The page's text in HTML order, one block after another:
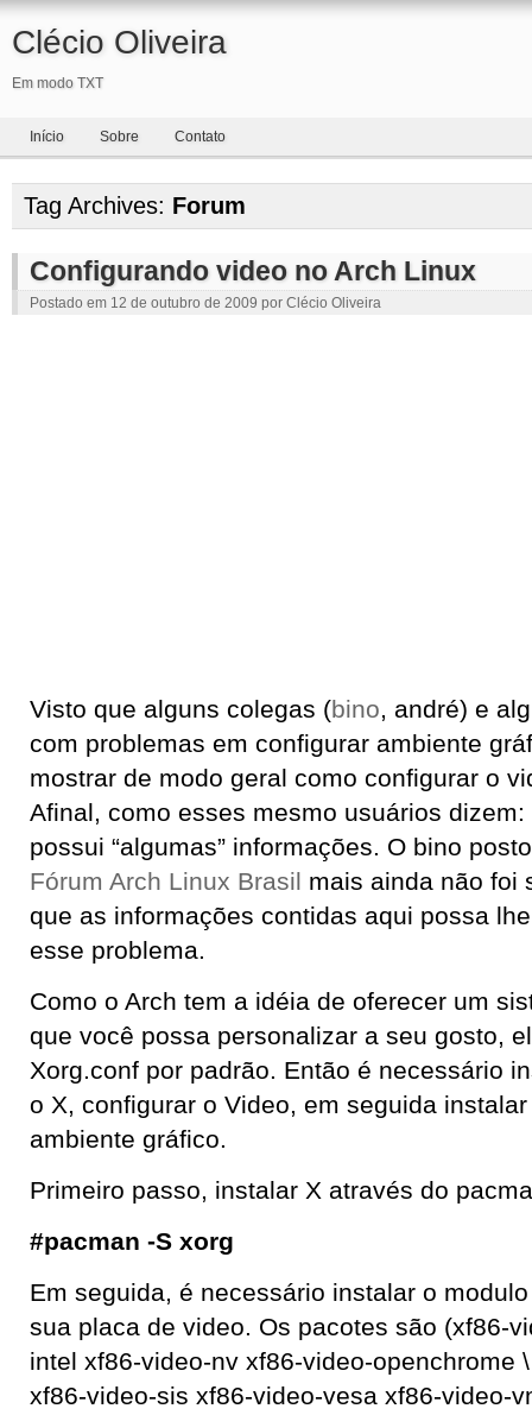
Clécio Oliveira
Em modo TXT
Início Sobre Contato
Tag Archives: Forum
Configurando video no Arch Linux
Postado em 12 de outubro de 2009 por Clécio Oliveira
Visto que alguns colegas (bino, andré) e
com problemas em configurar ambiente
mostrar de modo geral como configurar o
Afinal, como esses mesmo usuários
possui “algumas” informações. O bino
Fórum Arch Linux Brasil mais ainda não foi
que as informações contidas aqui possa
esse problema.
Como o Arch tem a idéia de oferecer um
que você possa personalizar a seu gosto,
Xorg.conf por padrão. Então é necessário
o X, configurar o Video, em seguida
ambiente gráfico.
Primeiro passo, instalar X através do
#pacman -S xorg
Em seguida, é necessário instalar o
sua placa de video. Os pacotes são (xf86-
intel xf86-video-nv xf86-video-openchrome \
xf86-video-sis xf86-video-vesa xf86-video-